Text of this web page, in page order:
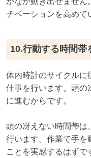
チベーションを高めて
10.行動する時間帯
体内時計のサイクルに
仕事を行います。頭の
に進むからです。
頭の冴えない時間帯は
行います。作業で手を
ことを実感するはずで